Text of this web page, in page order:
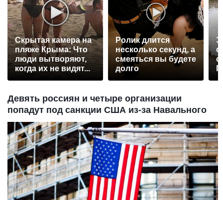
Скрытая камера на
пляже Крыма: Что
люди вытворяют,
когда их не видят...
Ролик длится
несколько секунд, а
смеяться вы будете
долго
Девять россиян и четыре организации
попадут под санкции США из-за Навального